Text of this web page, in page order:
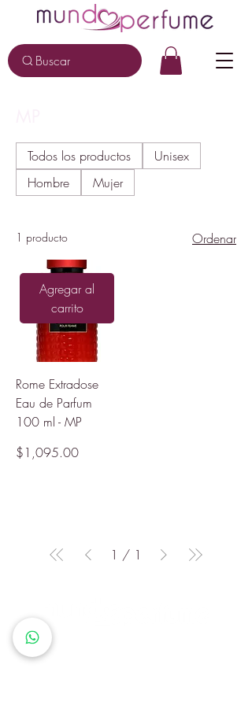
Buscar
Todos los productos
Unisex
Hombre
Mujer
1 producto Ordenar
Agregar al
carrito
Rome Extradose
Eau de Parfum
100 ml - MP
Precio
$1,095.00
1 / 1
Queremos que cada cliente
sienta que en Mundo Perfume